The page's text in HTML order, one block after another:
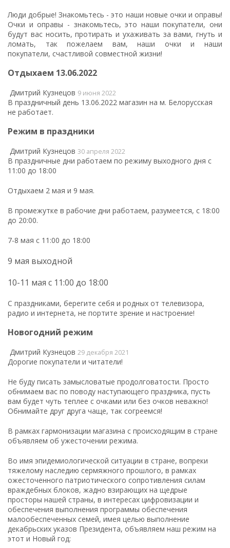
Люди добрые! Знакомьтесь - это наши новые очки и оправы!
Очки и оправы - знакомьтесь, это наши покупатели, они
будут вас носить, протирать и ухаживать за вами, гнуть и
ломать, так пожелаем вам, наши очки и наши
покупатели, счастливой совместной жизни!
Отдыхаем 13.06.2022
Дмитрий Кузнецов 9 июня 2022
В праздничный день 13.06.2022 магазин на м. Белорусская
не работает.
Режим в праздники
Дмитрий Кузнецов 30 апреля 2022
В праздничные дни работаем по режиму выходного дня с
11:00 до 18:00
Отдыхаем 2 мая и 9 мая.
В промежутке в рабочие дни работаем, разумеется, с 18:00
до 20:00.
7-8 мая с 11:00 до 18:00
9 мая выходной
10-11 мая с 11:00 до 18:00
С праздниками, берегите себя и родных от телевизора,
радио и интернета, не портите зрение и настроение!
Новогодний режим
Дмитрий Кузнецов 29 декабря 2021
Дорогие покупатели и читатели!
Не буду писать замысловатые продолговатости. Просто
обнимаем вас по поводу наступающего праздника, пусть
вам будет чуть теплее с очками или без очков неважно!
Обнимайте друг друга чаще, так согреемся!
В рамках гармонизации магазина с происходящим в стране
объявляем об ужесточении режима.
Во имя эпидемиологической ситуации в стране, вопреки
тяжелому наследию сермяжного прошлого, в рамках
ожесточенного патриотического сопротивления силам
враждебных блоков, жадно взирающих на щедрые
просторы нашей страны, в интересах цифровизации и
обеспечения выполнения программы обеспечения
малообеспеченных семей, имея целью выполнение
декабрьских указов Президента, объявляем наш режим на
этот и Новый год: